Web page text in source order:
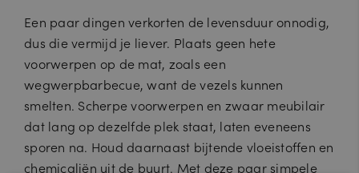
Een paar dingen verkorten de levensduur onnodig,
dus die vermijd je liever. Plaats geen hete
voorwerpen op de mat, zoals een
wegwerpbarbecue, want de vezels kunnen
smelten. Scherpe voorwerpen en zwaar meubilair
dat lang op dezelfde plek staat, laten eveneens
sporen na. Houd daarnaast bijtende vloeistoffen en
chemicaliën uit de buurt. Met deze paar simpele